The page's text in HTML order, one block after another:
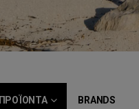
ΠΡΟΪΟΝΤΑ BRANDS